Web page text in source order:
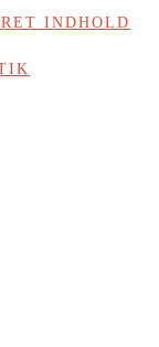
INDHOLD